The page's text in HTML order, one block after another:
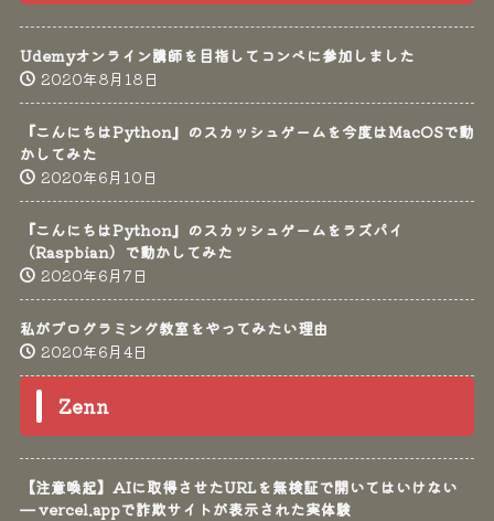
Udemyオンライン講師を目指してコンペに参加しました
2020年8月18日
『こんにちはPython』のスカッシュゲームを今度はMacOSで動
かしてみた
2020年6月10日
『こんにちはPython』のスカッシュゲームをラズパイ
（Raspbian）で動かしてみた
2020年6月7日
私がプログラミング教室をやってみたい理由
2020年6月4日
Zenn
【注意喚起】AIに取得させたURLを無検証で開いてはいけない
— vercel.appで詐欺サイトが表示された実体験